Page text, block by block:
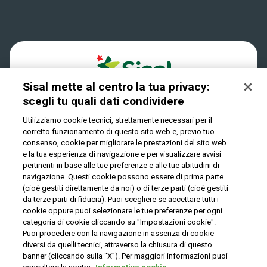
Play Your Date
Privacy
IL GIOCO È VIETATO AI MINORI E PUÒ CAUSARE
DIPENDENZA PATOLOGICA
© Copyright Sisal Italia S.p.A. - P.I. 02433760135
Privacy Cookies
Mappa
del
sito
Sisal mette al centro la tua privacy:
scegli tu quali dati condividere
Utilizziamo cookie tecnici, strettamente necessari per il
corretto funzionamento di questo sito web e, previo tuo
consenso, cookie per migliorare le prestazioni del sito web
e la tua esperienza di navigazione e per visualizzare avvisi
pertinenti in base alle tue preferenze e alle tue abitudini di
navigazione. Questi cookie possono essere di prima parte
(cioè gestiti direttamente da noi) o di terze parti (cioè gestiti
da terze parti di fiducia). Puoi scegliere se accettare tutti i
cookie oppure puoi selezionare le tue preferenze per ogni
categoria di cookie cliccando su "Impostazioni cookie".
Puoi procedere con la navigazione in assenza di cookie
diversi da quelli tecnici, attraverso la chiusura di questo
banner (cliccando sulla “X”). Per maggiori informazioni puoi